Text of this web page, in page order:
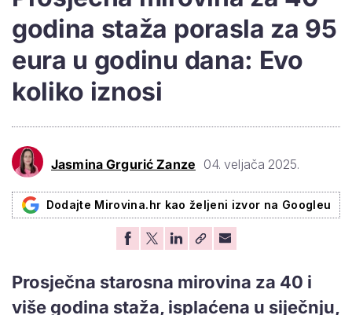
godina staža porasla za 95
eura u godinu dana: Evo
koliko iznosi
Jasmina Grgurić Zanze 04. veljača 2025.
Dodajte Mirovina.hr kao željeni izvor na Googleu
Prosječna starosna mirovina za 40 i
više godina staža, isplaćena u siječnju,